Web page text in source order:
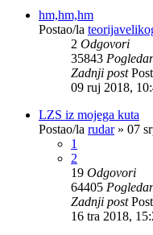
hm,hm,hm
Postao/la
2 Odgovori
35843
Zadnji post
09 ruj 2018,
LZS iz mojega kuta
Postao/la rudar» 07
1
2
19 Odgovori
64405
Zadnji post
16 tra 2018,